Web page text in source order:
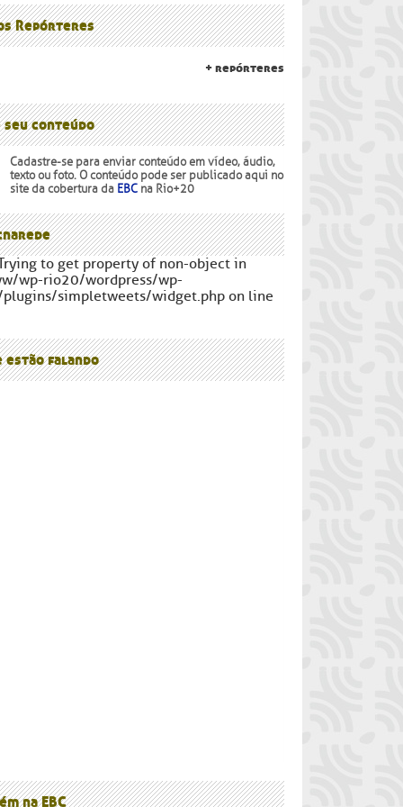
Povos
Repórteres
+ repórteres
seu conteúdo
Cadastre-se para enviar conteúdo em vídeo, áudio,
texto ou foto. O conteúdo pode ser publicado aqui no
site da cobertura da EBC na Rio+20
to get property of non-object in
wp-rio20/wordpress/wp-
simpletweets/widget.php on line
estão falando
na EBC